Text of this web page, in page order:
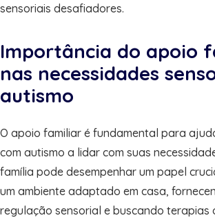
sensoriais desafiadores.
Importância do apoio
nas necessidades
autismo
O apoio familiar é fundamental para
com autismo a lidar com suas
família pode desempenhar um papel
um ambiente adaptado em casa,
regulação sensorial e buscando terapias